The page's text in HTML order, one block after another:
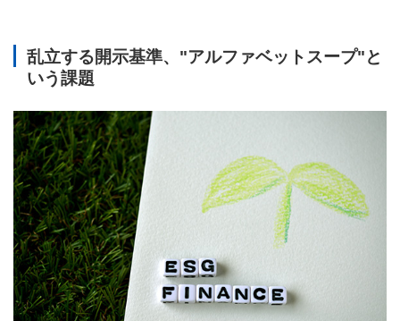
乱立する開示基準、"アルファベットスープ"と
いう課題